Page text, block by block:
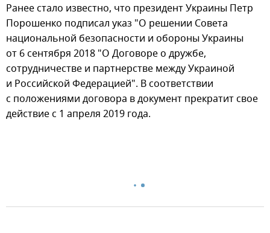
Ранее стало известно, что президент Украины Петр
Порошенко подписал указ "О решении Совета
национальной безопасности и обороны Украины
от 6 сентября 2018 "О Договоре о дружбе,
сотрудничестве и партнерстве между Украиной
и Российской Федерацией". В соответствии
с положениями договора в документ прекратит свое
действие с 1 апреля 2019 года.